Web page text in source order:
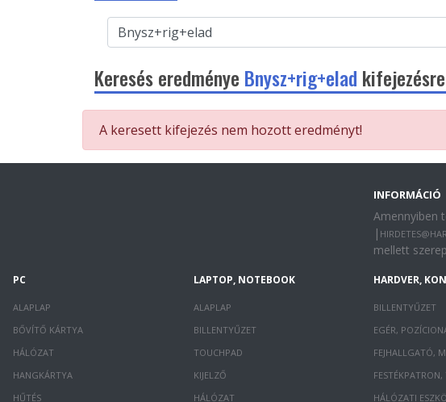
Keresés eredménye Bnysz+rig+elad
A keresett kifejezés nem hozott eredményt!
INFORMÁCIÓ
Amennyiben
|
mellett
PC
ALAPLAP
BŐVÍTŐ KÁRTYA
HÁLÓZAT
HANGKÁRTYA
HŰTÉS
LAPTOP, NOTEBOOK
ALAPLAP
BILLENTYŰZET
TOUCHPAD
KIJELZŐ
HÁLÓZAT
HARDVER,
BILLENTYŰZET
EGÉR,
FEJHALLGATÓ,
FESTÉKPATRON,
HÁLÓZATI